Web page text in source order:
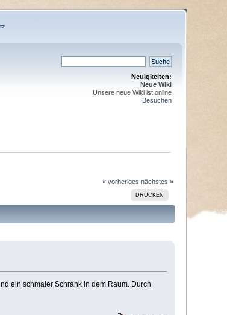
Neuigkeiten:
Neue Wiki
Unsere neue Wiki ist online
Besuchen
« vorheriges nächstes »
DRUCKEN
ein schmaler Schrank in dem Raum. Durch